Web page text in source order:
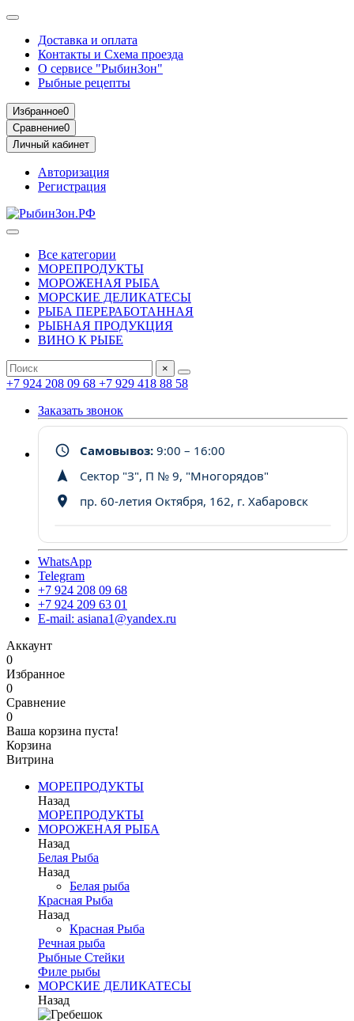
Доставка и оплата
Контакты и Схема проезда
О сервисе "РыбинЗон"
Рыбные рецепты
Избранное0
Сравнение0
Личный кабинет
Авторизация
Регистрация
Все категории
МОРЕПРОДУКТЫ
МОРОЖЕНАЯ РЫБА
МОРСКИЕ ДЕЛИКАТЕСЫ
РЫБА ПЕРЕРАБОТАННАЯ
РЫБНАЯ ПРОДУКЦИЯ
ВИНО К РЫБЕ
×
+7 924 208 09 68 +7 929 418 88 58
Заказать звонок
Самовывоз: 9:00 – 16:00
Сектор "З", П № 9, "Многорядов"
пр. 60-летия Октября, 162, г. Хабаровск
WhatsApp
Telegram
+7 924 208 09 68
+7 924 209 63 01
E-mail: asiana1@yandex.ru
Аккаунт
0
Избранное
0
Сравнение
0
Ваша корзина пуста!
Корзина
Витрина
МОРЕПРОДУКТЫ
Назад
МОРЕПРОДУКТЫ
МОРОЖЕНАЯ РЫБА
Назад
Белая Рыба
Назад
Белая рыба
Красная Рыба
Назад
Красная Рыба
Речная рыба
Рыбные Стейки
Филе рыбы
МОРСКИЕ ДЕЛИКАТЕСЫ
Назад